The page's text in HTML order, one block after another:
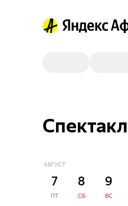
АВГУСТ
7
ПТ
8
СБ
9
ВС